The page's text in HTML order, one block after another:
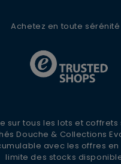
Achetez en toute sérénité
sur tous les lots et coffrets
Douche & Collections
avec les offres
limite des stocks